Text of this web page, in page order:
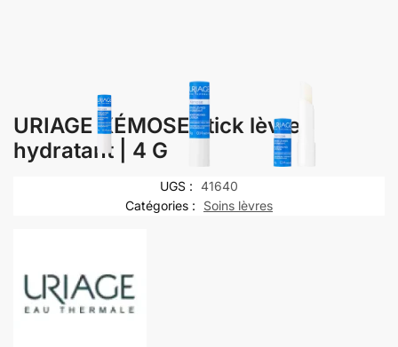
URIAGE XÉMOSE stick lèvres
hydratant | 4 G
UGS : 41640
Catégories :
Soins lèvres